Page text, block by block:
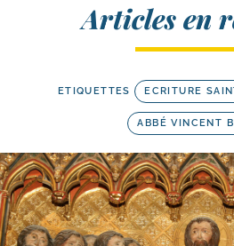
Articles en
ETIQUETTES ECRITURE
ABBÉ VINCENT